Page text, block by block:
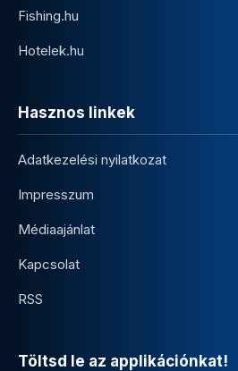
Fishing.hu
Hotelek.hu
Hasznos linkek
Adatkezelési nyilatkozat
Impresszum
Médiaajánlat
Kapcsolat
RSS
Töltsd le az applikációnkat!